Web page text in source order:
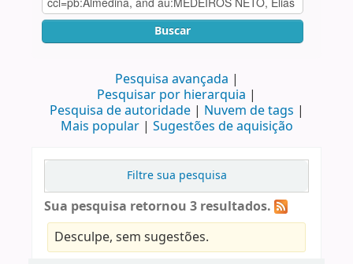
Buscar
Pesquisa avançada
Pesquisar por hierarquia
Pesquisa de autoridade
Nuvem de tags
Mais popular
Sugestões de aquisição
Filtre sua pesquisa
Sua pesquisa retornou 3 resultados.
Desculpe, sem sugestões.